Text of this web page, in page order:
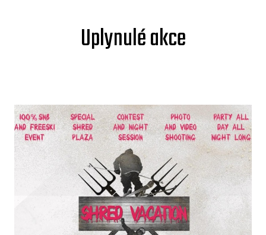
Uplynulé akce